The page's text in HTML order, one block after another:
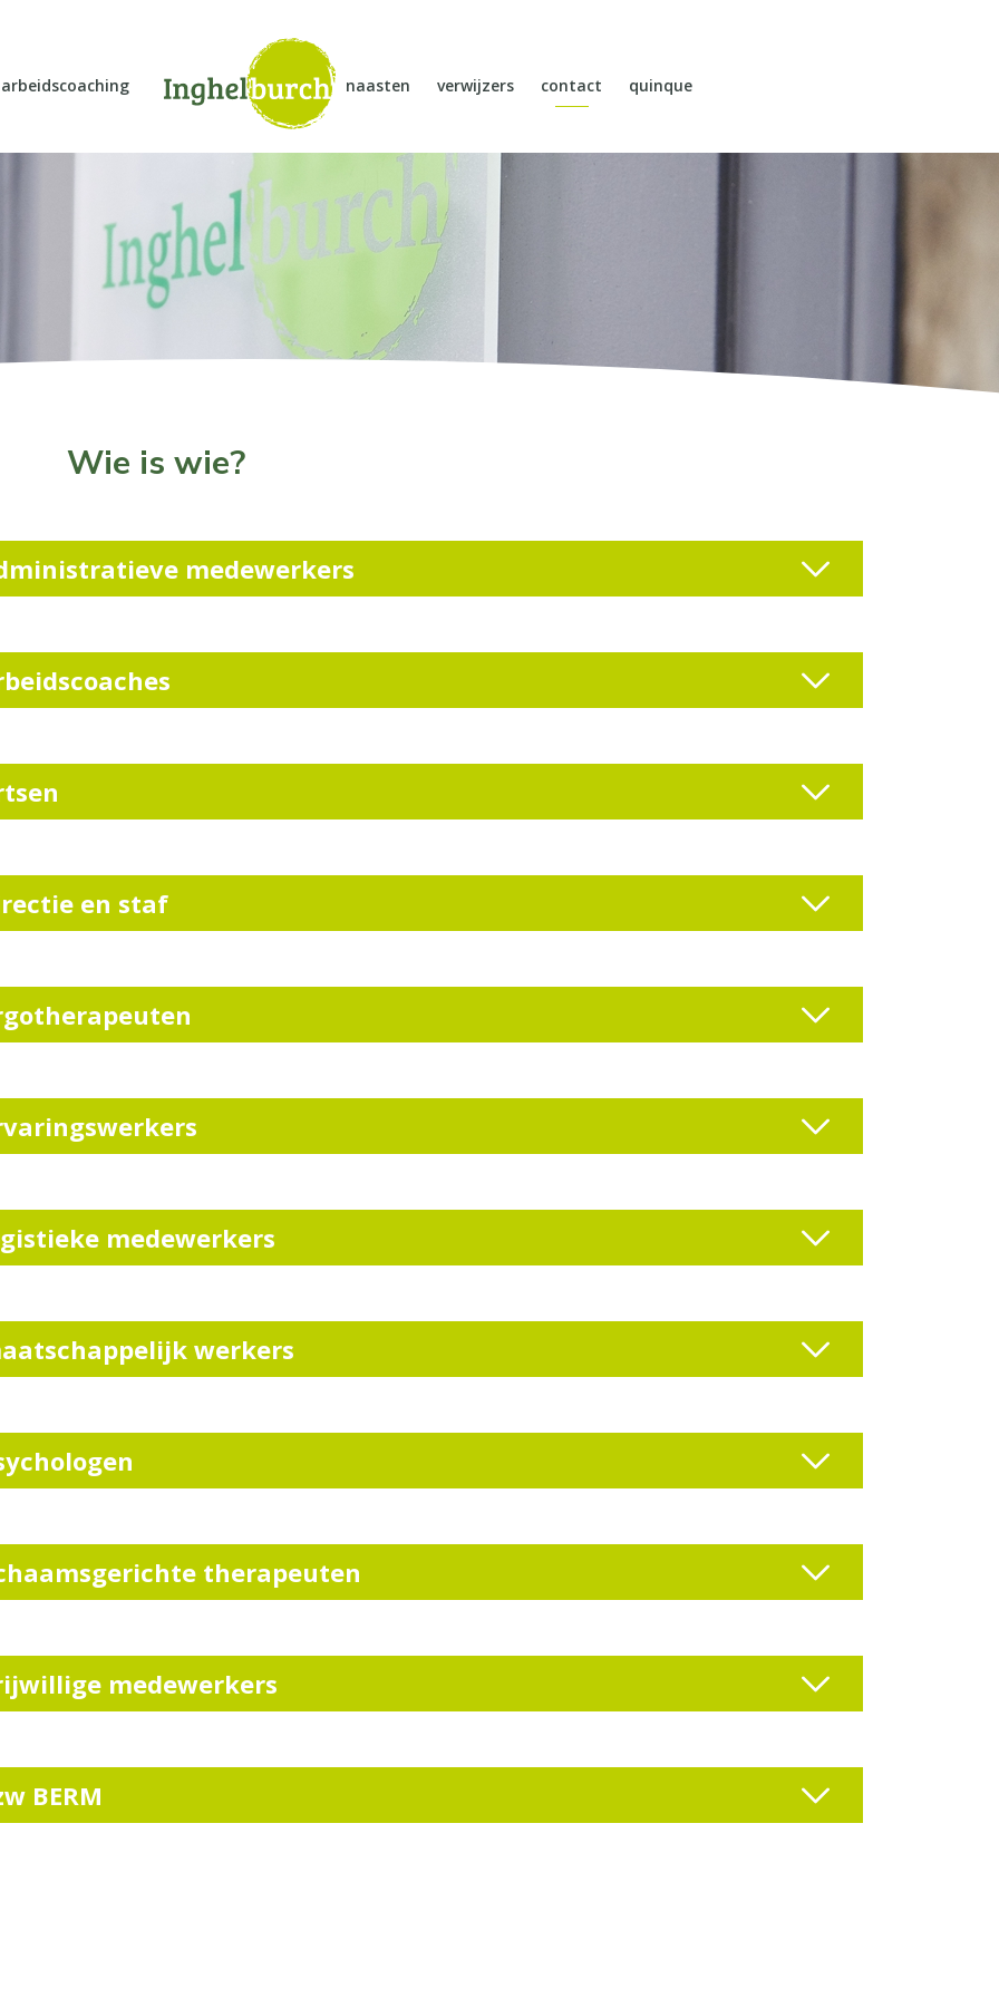
arbeidscoaching naasten verwijzers contact quinque
Wie is wie?
medewerkers
en staf
medewerkers
werkers
therapeuten
medewerkers
BERM